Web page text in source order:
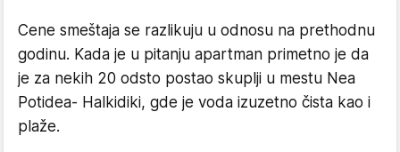
Cene smeštaja se razlikuju u odnosu na prethodnu
godinu. Kada je u pitanju apartman primetno je da
je za nekih 20 odsto postao skuplji u mestu Nea
Potidea- Halkidiki, gde je voda izuzetno čista kao i
plaže.